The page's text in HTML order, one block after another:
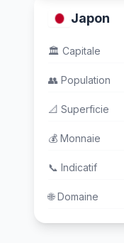
Japon
🏛️ Capitale
👥 Population
📐 Superficie
💰 Monnaie
📞 Indicatif
🌐Domaine